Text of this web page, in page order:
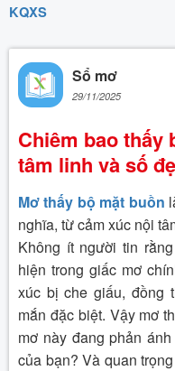
KQXS
Sổ mơ
29/11/2025
Chiêm bao thấy
tâm linh và số
Mơ thấy bộ mặt buồn
nghĩa, từ cảm xúc nội
Không ít người tin
hiện trong giấc mơ
xúc bị che giấu, đồng
mắn đặc biệt. Vậy mơ
mơ này đang phản
của bạn? Và quan